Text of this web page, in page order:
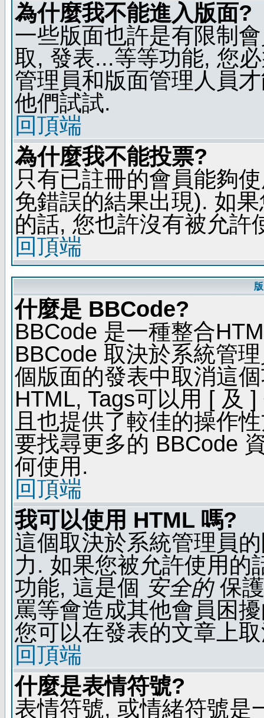
為什麼我不能進入版面?
一些版面也許是有限制
取, 發表...等等功能, 您
管理員和版面管理人員
他們試試.
回頂端
為什麼我不能投票?
只有已註冊的會員能夠
免錯誤的結果出現). 如
的話, 您也許沒有被允許
回頂端
什麼是 BBCode?
BBCode 是一種整合
BBCode 取決於系統管
個版面的發表中取消這
HTML, Tags可以用 [ 及
且也提供了較佳的操作
要找尋更多的 BBCode
何使用.
回頂端
我可以使用 HTML 嗎?
這個取決於系統管理員
力. 如果您被允許使用的
功能, 這是個 安全的保
罵等會造成其他會員困
您可以在發表的文章上
回頂端
什麼是表情符號?
表情符號, 或情緒符號是